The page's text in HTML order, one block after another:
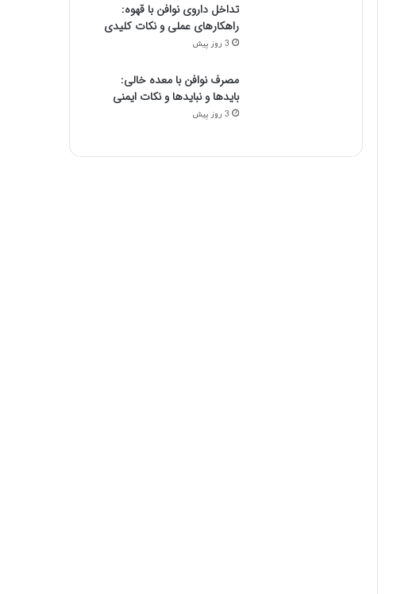
تداخل داروی نوافن با قهوه:
راهکارهای عملی و نکات کلیدی
3 روز پیش
مصرف نوافن با معده خالی:
بایدها و نبایدها و نکات ایمنی
3 روز پیش